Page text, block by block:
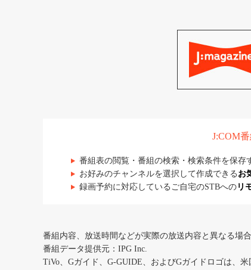
J:COM
番組表の閲覧・番組の検索・検索条件を保存
お好みのチャンネルを選択して作成できる お
録画予約に対応しているご自宅のSTBへの リ
番組内容、放送時間などが実際の放送内容と異なる場合
番組データ提供元：IPG Inc.
TiVo、Gガイド、G-GUIDE、およびGガイドロゴは、